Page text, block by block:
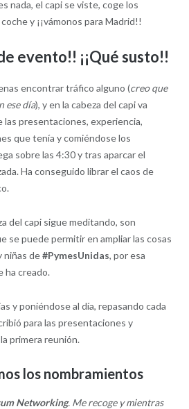
nada, el capi se viste, coge los
y ¡¡vámonos para Madrid!!
evento!! ¡¡Qué susto!!
encontrar tráfico alguno (creo que
ese día), y en la cabeza del capi va
las presentaciones, experiencia,
que tenía y comiéndose los
sobre las 4:30 y tras aparcar el
Ha conseguido librar el caos de
del capi sigue meditando, son
se puede permitir en ampliar las cosas
niñas de#PymesUnidas, por esa
ha creado.
y poniéndose al día, repasando cada
para las presentaciones y
primera reunión.
los nombramientos
Networking. Me recoge y mientras